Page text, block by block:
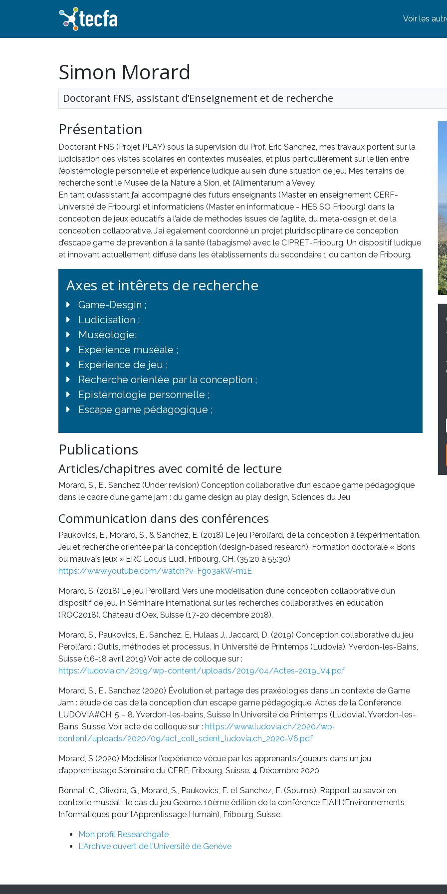
Voir les
Simon Morard
Doctorant FNS, assistant d’Enseignement et de recherche
Présentation
Doctorant FNS (Projet PLAY) sous la supervision du Prof. Eric Sanchez, mes travaux portent sur la
ludicisation des visites scolaires en contextes muséales, et plus particulièrement sur le lien entre
l’épistémologie personnelle et expérience ludique au sein d’une situation de jeu. Mes terrains de
recherche sont le Musée de la Nature à Sion, et l’Alimentarium à Vevey.
En tant qu’assistant j’ai accompagné des futurs enseignants (Master en enseignement CERF-
Université de Fribourg) et informaticiens (Master en informatique - HES SO Fribourg) dans la
conception de jeux éducatifs à l’aide de méthodes issues de l’agilité, du meta-design et de la
conception collaborative. J’ai également coordonné un projet pluridisciplinaire de conception
d’escape game de prévention à la santé (tabagisme) avec le CIPRET-Fribourg. Un dispositif ludique
et innovant actuellement diffusé dans les établissements du secondaire 1 du canton de Fribourg.
Axes et intêrets de recherche
Game-Desgin ;
Ludicisation ;
Muséologie;
Expérience muséale ;
Expérience de jeu ;
Recherche orientée par la conception ;
Epistémologie personnelle ;
Escape game pédagogique ;
Publications
Articles/chapitres avec comité de lecture
Morard, S., E,. Sanchez (Under revision) Conception collaborative d’un escape game pédagogique
dans le cadre d’une game jam : du game design au play design, Sciences du Jeu
Communication dans des conférences
Paukovics, E., Morard, S., & Sanchez, E. (2018) Le jeu Péroll’ard, de la conception à l’expérimentation.
Jeu et recherche orientée par la conception (design-based research). Formation doctorale « Bons
ou mauvais jeux » ERC Locus Ludi. Fribourg, CH. (35:20 à 55:30)
https://www.youtube.com/watch?v=Fgo3akW-m1E
Morard, S. (2018) Le jeu Péroll’ard. Vers une modélisation d’une conception collaborative d’un
dispositif de jeu. In Séminaire international sur les recherches collaboratives en éducation
(ROC2018). Château d'Oex, Suisse (17-20 décembre 2018).
Morard, S., Paukovics, E,. Sanchez, E, Hulaas J,. Jaccard, D. (2019) Conception collaborative du jeu
Péroll’ard : Outils, méthodes et processus. In Université de Printemps (Ludovia). Yverdon-les-Bains,
Suisse (16-18 avril 2019) Voir acte de colloque sur :
https://ludovia.ch/2019/wp-content/uploads/2019/04/Actes-2019_V4.pdf
Morard, S., E,. Sanchez (2020) Évolution et partage des praxéologies dans un contexte de Game
Jam : étude de cas de la conception d’un escape game pédagogique. Actes de la Conférence
LUDOVIA#CH, 5 – 8. Yverdon-les-bains, Suisse In Université de Printemps (Ludovia). Yverdon-les-
Bains, Suisse. Voir acte de colloque sur : https://www.ludovia.ch/2020/wp-
content/uploads/2020/09/act_coll_scient_ludovia.ch_2020-V6.pdf
Morard, S (2020) Modéliser l’expérience vécue par les apprenants/joueurs dans un jeu
d’apprentissage Séminaire du CERF, Fribourg, Suisse. 4 Décembre 2020
Bonnat, C., Oliveira, G., Morard, S., Paukovics, E. et Sanchez, E. (Soumis). Rapport au savoir en
contexte muséal : le cas du jeu Geome. 10ème édition de la conférence EIAH (Environnements
Informatiques pour l’Apprentissage Humain), Fribourg, Suisse.
Mon profil Researchgate
L'Archive ouvert de l'Université de Genève